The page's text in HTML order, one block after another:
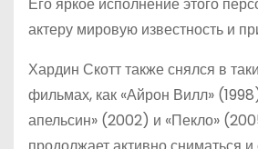
актеру мировую известность и
Хардин Скотт также снялся в
фильмах, как «Айрон Вилл»
апельсин» (2002) и «Пекло»